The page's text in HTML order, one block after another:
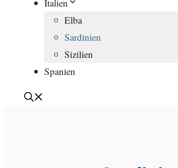
Italien
Elba
Sardinien
Sizilien
Spanien